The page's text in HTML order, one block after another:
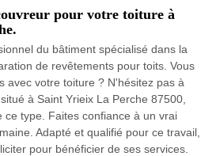
pour votre toiture à
du bâtiment spécialisé dans la
de revêtements pour toits. Vous
avec votre toiture ? N'hésitez pas à
à Saint Yrieix La Perche 87500,
ce type. Faites confiance à un vrai
Adapté et qualifié pour ce travail,
pour bénéficier de ses services.